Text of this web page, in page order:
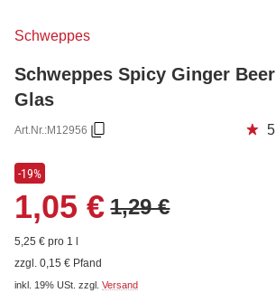
Schweppes
Schweppes Spicy Ginger
Glas
Art.Nr.:M12956
-19%
1,05 € 1,29 €
5,25 € pro 1 l
zzgl. 0,15 € Pfand
inkl. 19% USt. zzgl. Versand